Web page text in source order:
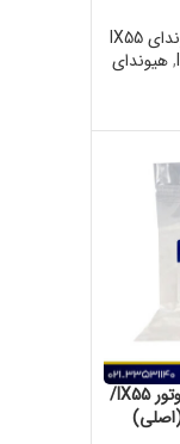
هیوندای IX55
,هیوندای
پیچ تخلیه روغن کارتل موتور IX55/